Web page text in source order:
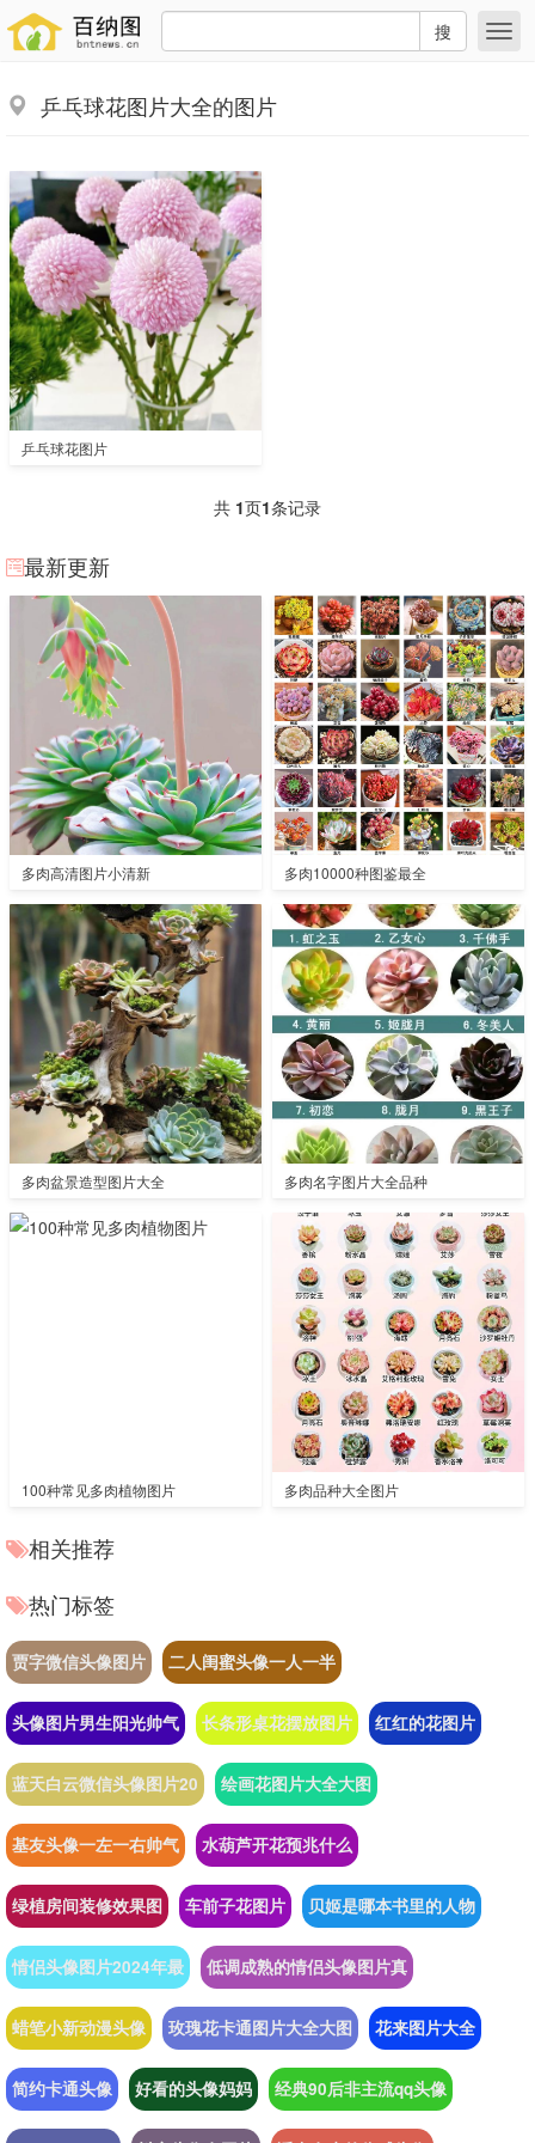
搜
乒乓球花图片大全的图片
乒乓球花图片
共 1页1条记录
最新更新
多肉高清图片小清新 多肉10000种图鉴最全
多肉盆景造型图片大全 多肉名字图片大全品种
100种常见多肉植物图片 多肉品种大全图片
相关推荐
热门标签
贾字微信头像图片 二人闺蜜头像一人一半
头像图片男生阳光帅气 长条形桌花摆放图片 红红的花图片
蓝天白云微信头像图片20 绘画花图片大全大图
基友头像一左一右帅气 水葫芦开花预兆什么
绿植房间装修效果图 车前子花图片 贝姬是哪本书里的人物
情侣头像图片2024年最 低调成熟的情侣头像图片真
蜡笔小新动漫头像 玫瑰花卡通图片大全大图 花来图片大全
简约卡通头像 好看的头像妈妈 经典90后非主流qq头像